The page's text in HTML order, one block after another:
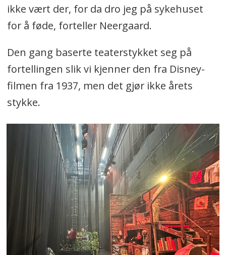
ikke vært der, for da dro jeg på sykehuset
for å føde, forteller Neergaard.
Den gang baserte teaterstykket seg på
fortellingen slik vi kjenner den fra Disney-
filmen fra 1937, men det gjør ikke årets
stykke.